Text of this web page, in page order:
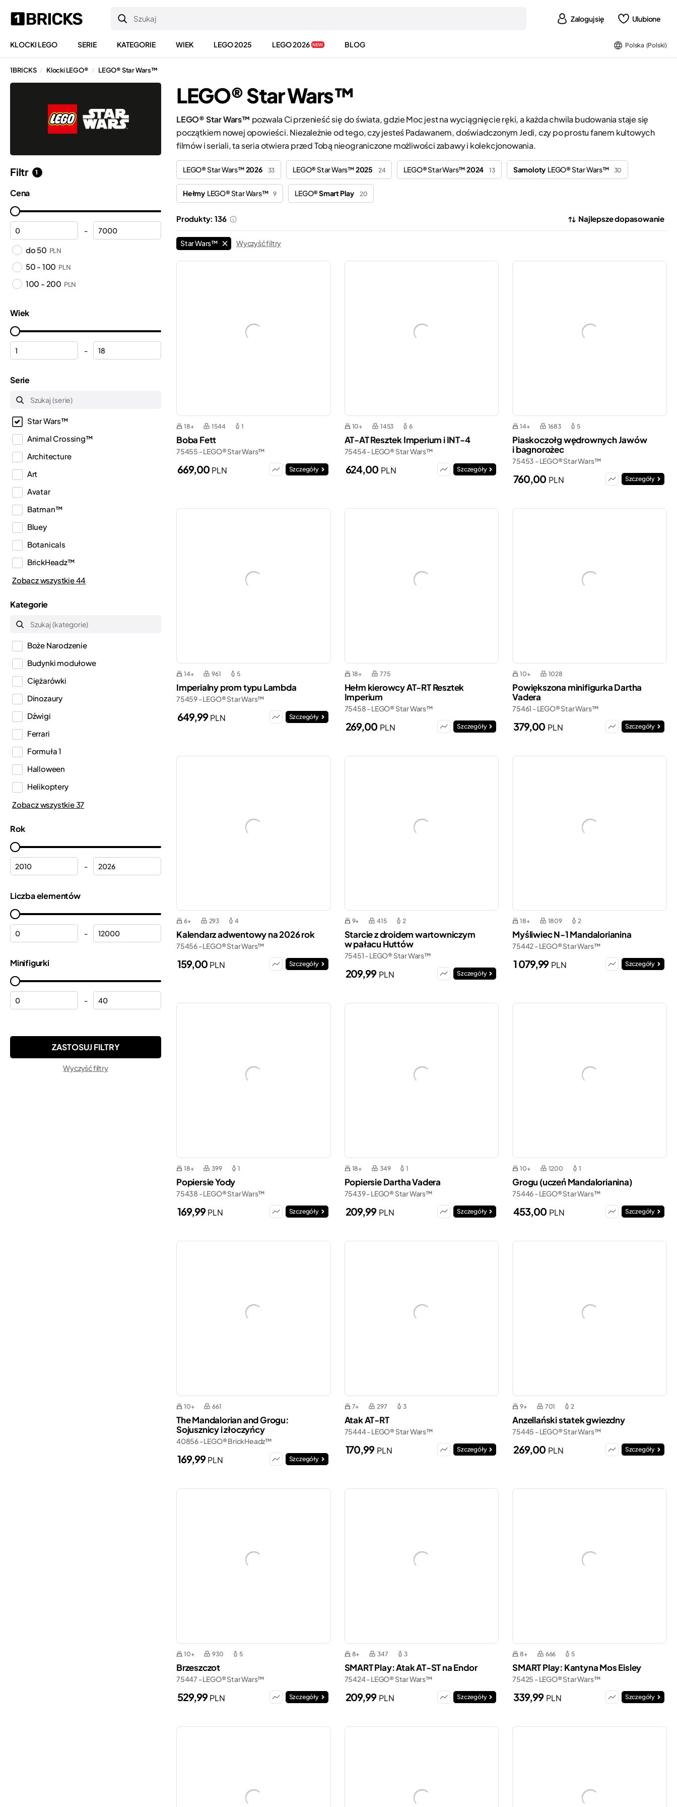
Zaloguj się Ulubione
KLOCKI LEGO SERIE KATEGORIE WIEK LEGO 2025 LEGO 2026 NEW BLOG Polska (Polski)
1BRICKS / Klocki LEGO® / LEGO® Star Wars™
LEGO® Star Wars™
LEGO® Star Wars™ pozwala Ci przenieść się do świata, gdzie Moc jest na wyciągnięcie ręki, a każda chwila budowania staje się
początkiem nowej opowieści. Niezależnie od tego, czy jesteś Padawanem, doświadczonym Jedi, czy po prostu fanem kultowych
filmów i seriali, ta seria otwiera przed Tobą nieograniczone możliwości zabawy i kolekcjonowania.
LEGO® Star Wars™2026 33 LEGO® Star Wars™2025 24 LEGO® Star Wars™2024 13 Samoloty LEGO® Star Wars™ 30
Hełmy LEGO® Star Wars™ 9 LEGO®Smart Play 20
Produkty: 136 Najlepsze dopasowanie
Star Wars™ Wyczyść filtry
18+ 1544 1
Boba Fett
75455 - LEGO® Star Wars™
669,00 PLN Szczegóły
10+ 1453 6
AT-AT Resztek Imperium i INT-4
75454 - LEGO® Star Wars™
624,00 PLN Szczegóły
14+ 1683 5
Piaskoczołg wędrownych Jawów
i bagnorożec
75453 - LEGO® Star Wars™
760,00 PLN Szczegóły
14+ 961 5
Imperialny prom typu Lambda
75459 - LEGO® Star Wars™
649,99PLN Szczegóły
18+ 775
Hełm kierowcy AT-RT Resztek
Imperium
75458 - LEGO® Star Wars™
269,00 PLN Szczegóły
10+ 1028
Powiększona minifigurka Dartha
Vadera
75461 - LEGO® Star Wars™
379,00 PLN Szczegóły
6+ 293 4
Kalendarz adwentowy na 2026 rok
75456 - LEGO® Star Wars™
159,00 PLN Szczegóły
9+ 415 2
Starcie z droidem wartowniczym
w pałacu Huttów
75451 - LEGO® Star Wars™
209,99 PLN Szczegóły
18+ 1809 2
Myśliwiec N-1 Mandalorianina
75442 - LEGO® Star Wars™
1 079,99 PLN Szczegóły
18+ 399 1
Popiersie Yody
75438 - LEGO® Star Wars™
169,99PLN Szczegóły
18+ 349 1
Popiersie Dartha Vadera
75439 - LEGO® Star Wars™
209,99 PLN Szczegóły
10+ 1200 1
Grogu (uczeń Mandalorianina)
75446 - LEGO® Star Wars™
453,00 PLN Szczegóły
10+ 661
The Mandalorian and Grogu:
Sojusznicy i złoczyńcy
40856 - LEGO® BrickHeadz™
169,99PLN Szczegóły
7+ 297 3
Atak AT-RT
75444 - LEGO® Star Wars™
170,99 PLN Szczegóły
9+ 701 2
Anzellański statek gwiezdny
75445 - LEGO® Star Wars™
269,00 PLN Szczegóły
10+ 930 5
Brzeszczot
75447 - LEGO® Star Wars™
529,99PLN Szczegóły
8+ 347 3
SMART Play: Atak AT-ST na Endor
75424 - LEGO® Star Wars™
209,99 PLN Szczegóły
8+ 666 5
SMART Play: Kantyna Mos Eisley
75425 - LEGO® Star Wars™
339,99 PLN Szczegóły
Filtr 1
Cena
-
do 50 PLN
50 - 100 PLN
100 - 200 PLN
Wiek
-
Serie
Star Wars™
Animal Crossing™
Architecture
Art
Avatar
Batman™
Bluey
Botanicals
BrickHeadz™
City
Creator Expert
Disney™
Dots
DREAMZzz™
Duplo®
Editions
Education
Fortnite®
Friends
Harry Potter™
Ideas
Indiana Jones™
Jurassic World™
Koci domek Gabi
Minifigures
ONE PIECE
Pokemon™
Sonic the Hedgehog™
Zobacz wszystkie 44
Kategorie
Boże Narodzenie
Budynki modułowe
Ciężarówki
Dinozaury
Dźwigi
Ferrari
Formuła 1
Halloween
Helikoptery
Hełmy
Komisariat policji
Kosmos
Kraina lodu
Lamborghini
Motocykle
Myszka Miki
Peppa
Porsche
Płytki konstrukcyjne
Zobacz wszystkie 37
Rok
-
Liczba elementów
-
Minifigurki
-
Wyczyść filtry